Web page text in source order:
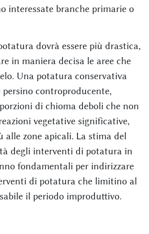
interessate branche primarie o
dovrà essere più drastica,
in maniera decisa le aree che
Una potatura conservativa
persino controproducente,
di chioma deboli che non
vegetative significative,
alle zone apicali. La stima del
degli interventi di potatura in
fondamentali per indirizzare
di potatura che limitino al
il periodo improduttivo.